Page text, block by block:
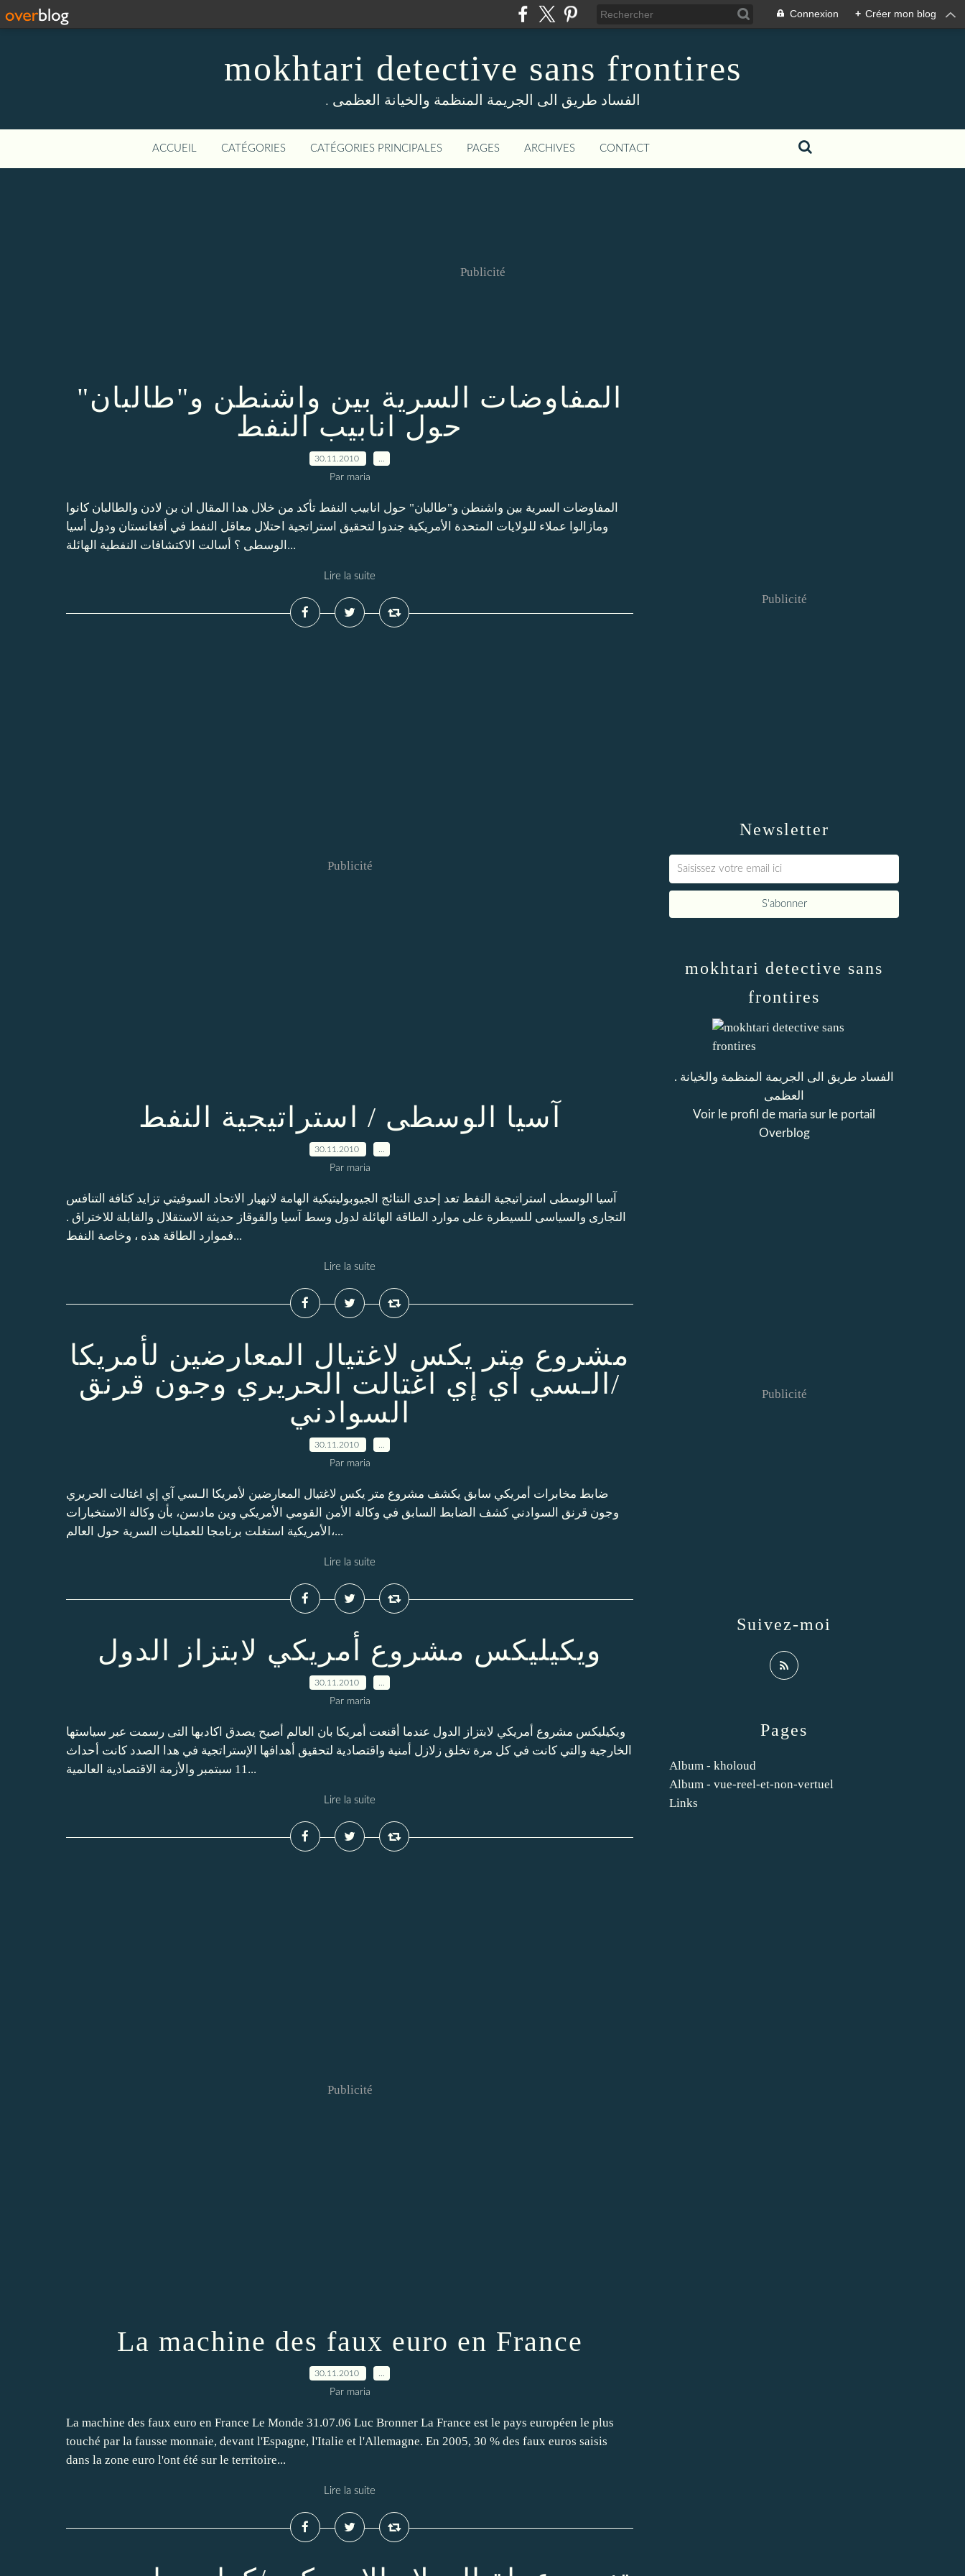
Connexion + Créer mon blog
mokhtari detective sans frontires
. الفساد طريق الى الجريمة المنظمة والخيانة العظمى
ACCUEIL CATÉGORIES CATÉGORIES PRINCIPALES PAGES ARCHIVES CONTACT
Publicité
المفاوضات السرية بين واشنطن و"طالبان"
حول انابيب النفط
30.11.2010
Par maria
المفاوضات السرية بين واشنطن و"طالبان" حول انابيب النفط تأكد من خلال هدا المقال ان بن لادن والطالبان كانوا
ومازالوا عملاء للولايات المتحدة الأمريكية جندوا لتحقيق استراتجية احتلال معاقل النفط في أفغانستان ودول أسيا
الوسطى ؟ أسالت الاكتشافات النفطية الهائلة...
Lire la suite
Publicité
آسيا الوسطى / استراتيجية النفط
30.11.2010
Par maria
آسيا الوسطى استراتيجية النفط تعد إحدى النتائج الجيوبوليتيكية الهامة لانهيار الاتحاد السوفيتي تزايد كثافة التنافس
التجارى والسياسى للسيطرة على موارد الطاقة الهائلة لدول وسط آسيا والقوقاز حديثة الاستقلال والقابلة للاختراق .
فموارد الطاقة هذه ، وخاصة النفط...
Lire la suite
مشروع متر يكس لاغتيال المعارضين لأمريكا
/الـسي آي إي اغتالت الحريري وجون قرنق
السوادني
30.11.2010
Par maria
ضابط مخابرات أمريكي سابق يكشف مشروع متر يكس لاغتيال المعارضين لأمريكا الـسي آي إي اغتالت الحريري
وجون قرنق السوادني كشف الضابط السابق في وكالة الأمن القومي الأمريكي وين مادسن، بأن وكالة الاستخبارات
الأمريكية استغلت برنامجا للعمليات السرية حول العالم،...
Lire la suite
ويكيليكس مشروع أمريكي لابتزاز الدول
30.11.2010
Par maria
ويكيليكس مشروع أمريكي لابتزاز الدول عندما أقنعت أمريكا بان العالم أصبح يصدق اكادبها التى رسمت عبر سياستها
الخارجية والتي كانت في كل مرة تخلق زلازل أمنية واقتصادية لتحقيق أهدافها الإستراتجية في هدا الصدد كانت أحداث
11 سبتمبر والأزمة الاقتصادية العالمية...
Lire la suite
Publicité
La machine des faux euro en France
30.11.2010
Par maria
La machine des faux euro en France Le Monde 31.07.06 Luc Bronner La France est le pays européen le plus
touché par la fausse monnaie, devant l'Espagne, l'Italie et l'Allemagne. En 2005, 30 % des faux euros saisis
dans la zone euro l'ont été sur le territoire...
Lire la suite
Newsletter
Publicité
Pages
Album - kholoud
Album - vue-reel-et-non-vertuel
Links
mokhtari detective sans
frontires
. الفساد طريق الى الجريمة المنظمة والخيانة
العظمى
Voir le profil de maria sur le portail
Overblog
Suivez-moi
Publicité